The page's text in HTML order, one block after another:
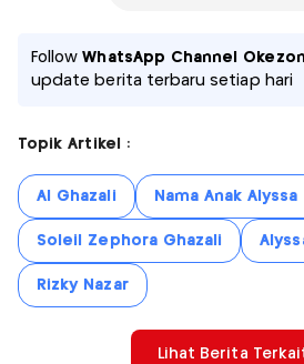
FollowWhatsApp Channel
update berita terbaru setiap hari
Topik Artikel :
Al Ghazali Nama Anak
Soleil Zephora Ghazali
Rizky Nazar
Lihat Berita